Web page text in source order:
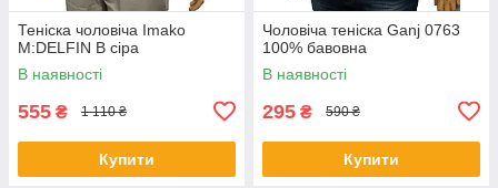
Теніска чоловіча Imako
M:DELFIN В сіра
В наявності
555 ₴ 1 110 ₴
Купити
Чоловіча теніска Ganj 0763
100% бавовна
В наявності
295 ₴ 590 ₴
Купити